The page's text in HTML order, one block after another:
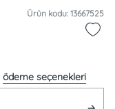
Ürün kodu: 13667525
ödeme seçenekleri